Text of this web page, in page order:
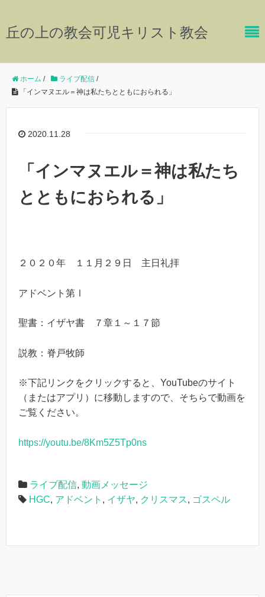
丘の上の教会可児キリスト教会
ホーム / ライブ配信 /
「インマヌエル＝神は私たちとともにおられる」
2020.11.28
「インマヌエル＝神は私たち
とともにおられる」
２０２０年 １１月２９日 主日礼拝
アドベント第Ⅰ
聖書：イザヤ書 ７章１～１７節
説教：脊戸牧師
※下記リンクをクリックすると、YouTubeのサイト
（またはアプリ）に移動しますので、そちらで動画を
ご覧ください。
https://youtu.be/8Km5Z5Tp0ns
ライブ配信, 動画メッセージ
HGC, アドベント , イザヤ, クリスマス, ゴスペル